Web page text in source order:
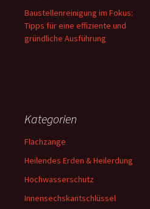
Baustellenreinigung im Fokus:
Tipps für eine effiziente und
gründliche Ausführung
Kategorien
Flachzange
Heilendes Erden & Heilerdung
Hochwasserschutz
Innensechskantschlüssel